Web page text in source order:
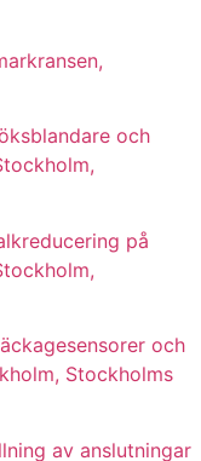
och
på
och
Stockholms
av anslutningar